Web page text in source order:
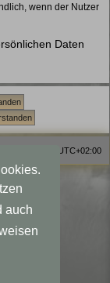
auch
wenn der Nutzer
Daten
UTC+02:00
Limited